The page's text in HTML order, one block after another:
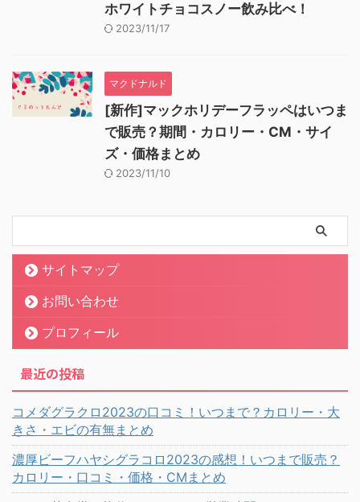
ホワイトチョコスノー飲み比べ！
2023/11/17
マクドナルド
[新作]マックホリデーフラッペはいつま
で販売？期間・カロリー・CM・サイ
ズ・価格まとめ
2023/11/10
サイトマップ
お問い合わせ
プロフィール
最近の投稿
コメダグラクロ2023の口コミ！いつまで？カロリー・大
きさ・エビの有無まとめ
濃厚ビーフハヤシグラコロ2023の感想！いつまで販売？
カロリー・口コミ・価格・CMまとめ